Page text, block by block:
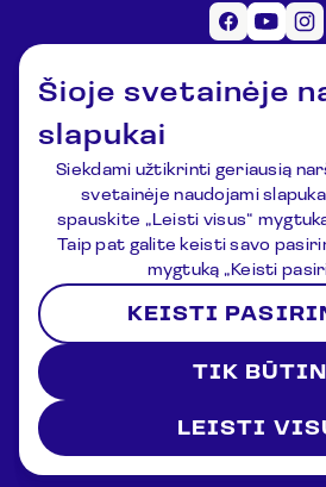
Šioje svetainėje
slapukai
Siekdami užtikrinti geriausią
svetainėje naudojami
spauskite „Leisti visus“
Taip pat galite keisti savo
mygtuką „Keisti
KEISTI
TIK
LEISTI
+370 3 834 5424
Adresas
Kulionių k., Žvaigždžių g.
P./d. Nr.44, LT-33354,
2026 © Lithuanian
reserved
RegistracijaNaujienosApie
Sąlygos ir nuostatos